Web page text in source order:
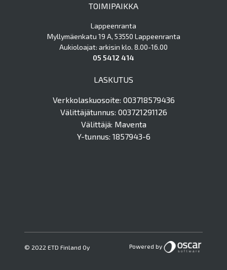
TOIMIPAIKKA
Lappeenranta
Myllymäenkatu 19 A, 53550 Lappeenranta
Aukioloajat: arkisin klo. 8.00-16.00
05 5412 414
LASKUTUS
Verkkolaskuosoite: 003718579436
Välittäjätunnus: 003721291126
Välittäjä: Maventa
Y-tunnus: 1857943-6
© 2022 ETD Finland Oy Powered by